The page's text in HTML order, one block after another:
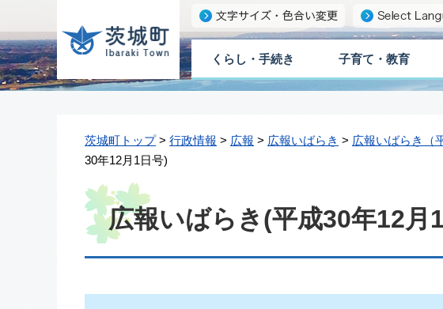
くらし・手続き 子育て・教育
茨城町トップ> 行政情報 > 広報 > 広報いばらき > 広報いばらき（
30年12月1日号)
広報いばらき(平成30年12月